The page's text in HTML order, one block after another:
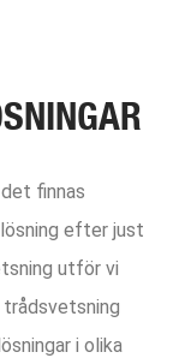
finnas
efter just
utför vi
i olika